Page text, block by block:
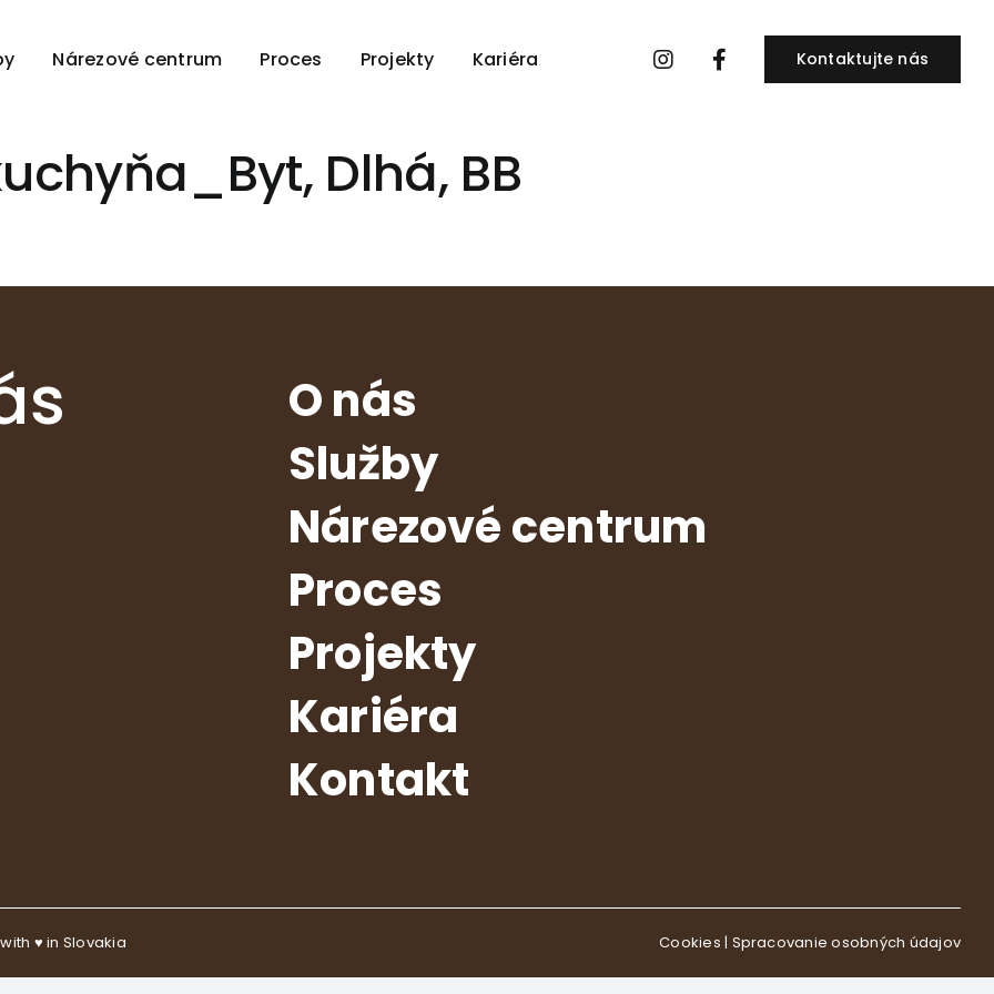
Nárezové centrum Proces Projekty Kariéra Kontaktujte nás
Dlhá, BB
O nás
Služby
Nárezové centrum
Proces
Projekty
Kariéra
Kontakt
♥ in Slovakia Cookies | Spracovanie osobných údajov